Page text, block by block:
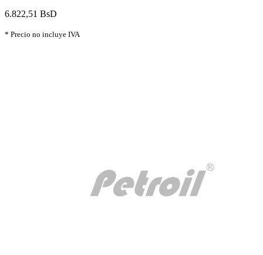
6.822,51 BsD
* Precio no incluye IVA